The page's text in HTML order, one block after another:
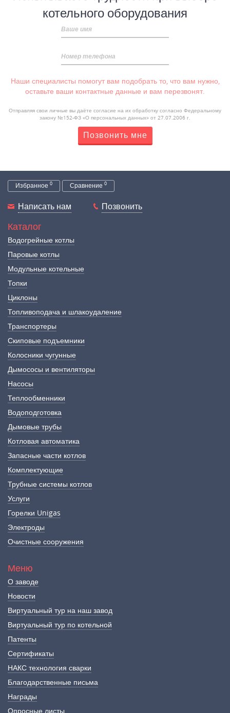
котельного оборудования
Ваше имя
Номер телефона
Наши специалисты помогут вам подобрать то, что вам нужно,
оставьте ваши контактные данные и вам перезвонят.
Отправляя свои личные вы даёте согласие на их обработку согласно Федеральному
закону №152-ФЗ «О персональных данных» от 27.07.2006 г.
Позвонить мне
Избранное 0 Сравнение 0
Написать нам Позвонить
Каталог
Водогрейные котлы
Паровые котлы
Модульные котельные
Топки
Циклоны
Топливоподача и шлакоудаление
Транспортеры
Скиповые подъемники
Колосники чугунные
Дымососы и вентиляторы
Насосы
Теплообменники
Водоподготовка
Дымовые трубы
Котловая автоматика
Запасные части котлов
Комплектующие
Трубные системы котлов
Услуги
Горелки Unigas
Электроды
Очистные сооружения
Меню
О заводе
Новости
Виртуальный тур на наш завод
Виртуальный тур по котельной
Патенты
Сертификаты
НАКС технология сварки
Благодарственные письма
Награды
Опросные листы